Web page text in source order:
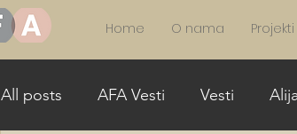
Home O nama Projekti
All posts AFA Vesti Vesti